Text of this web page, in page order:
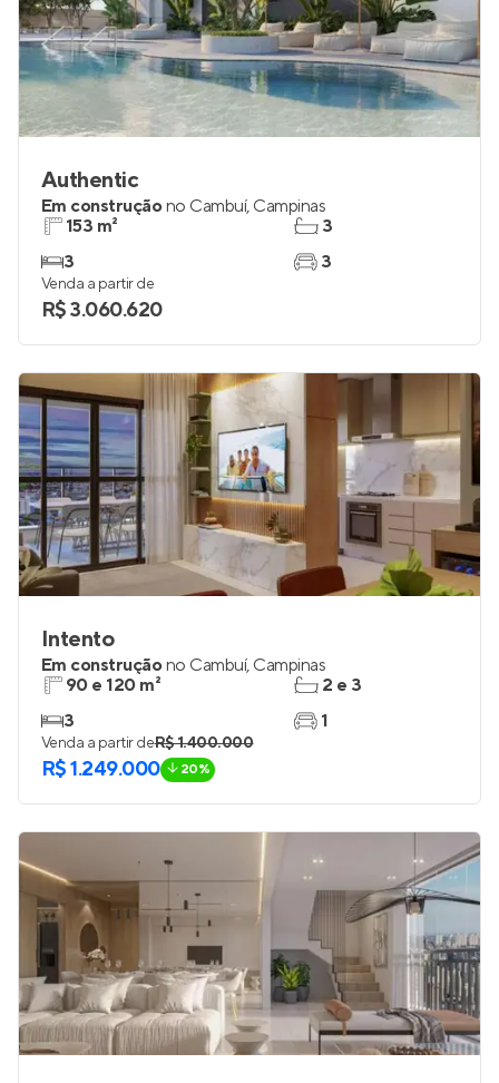
Authentic
Em construçãono Cambuí, Campinas
153 m²
3
3
3
Venda a partir de
R$ 3.060.620
Intento
Em construçãono Cambuí, Campinas
90 e 120 m²
3
2 e 3
1
Venda a partir deR$ 1.400.000
R$ 1.249.000 20%